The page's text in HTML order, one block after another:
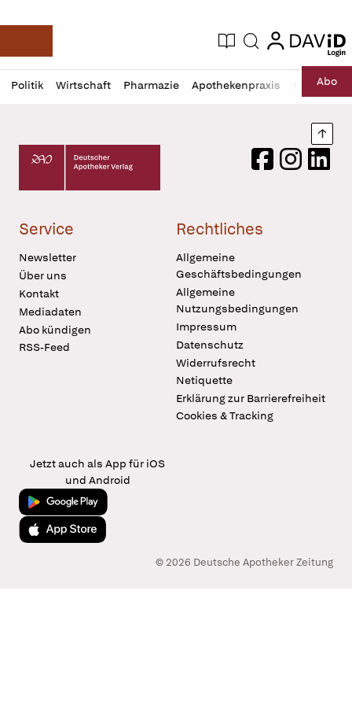
Deutsche Apotheker Zeitung
Aktuelle Ausgabe
Suche login
login
Politik Wirtschaft Pharmazie Apothekenpraxis RechtAbo
Profil
öffnen
Daz
Pur
Deutscher Apotheker Verlag Logo
FacebookInstagram
Service
Newsletter
Über uns
Kontakt
Mediadaten
Abo kündigen
RSS-Feed
Rechtliches
Allgemeine
Geschäftsbedingungen
Allgemeine
Nutzungsbedingungen
Impressum
Datenschutz
Widerrufsrecht
Netiquette
Erklärung zur Barrierefreiheit
Cookies & Tracking
Jetzt auch als App für iOS
und Android
Jetzt bei Google Play
Laden im App Store
© 2026 Deutsche Apotheker Zeitung